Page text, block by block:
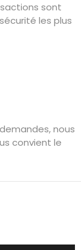
sont
les plus
nous
convient le